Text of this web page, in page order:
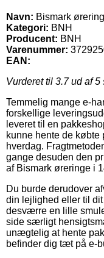
Navn: Bismark
Kategori: BNH
Producent: BNH
Varenummer:
EAN:
Vurderet til 3.7ud af 5
Temmelig mange e-
forskellige
leveret til en
kunne hente de købte
hverdag.
gange desuden den
af Bismark øreringe i
Du burde derudover
din lejlighed eller til
desværre en lille
side særligt
unægtelig at hente
befinder dig tæt på e-